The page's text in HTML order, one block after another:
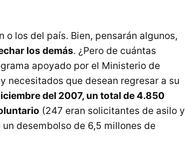
los del país. Bien, pensarán algunos,
los demás. ¿Pero de cuántas
apoyado por el Ministerio de
necesitados que desean regresar a su
del 2007, un total de 4.850
(247 eran solicitantes de asilo y
desembolso de 6,5 millones de